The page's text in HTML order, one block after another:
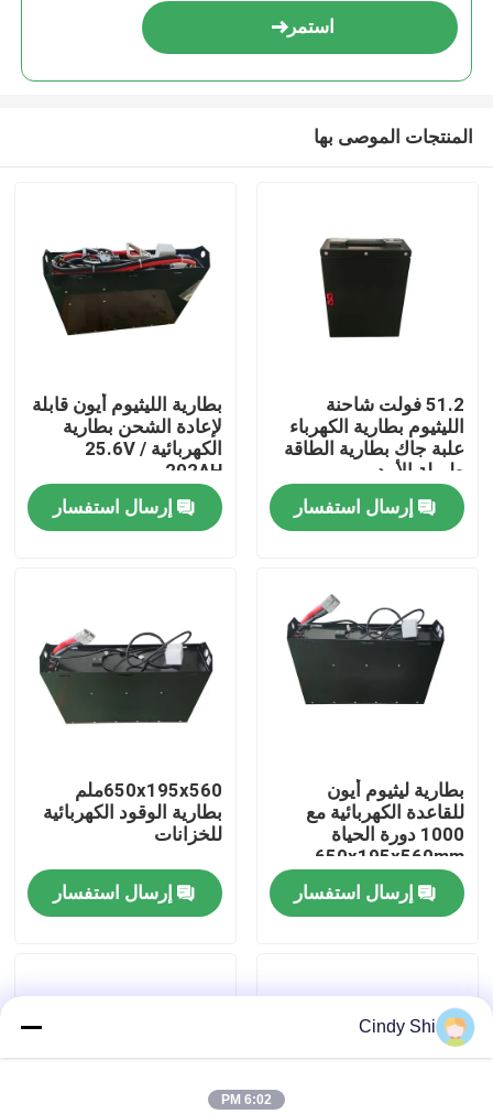
بيت
معلومات عنا
جولة في المعمل
اطلب اقتباس
بطارية الليثيوم رافعة شوكية
48 فولت بطارية ليثيوم أيون لفورت
استمر
المنتجات الموصى بها
51.2 فولت شاحنة
الليثيوم بطارية الكهرباء
علبة جاك بطارية الطاقة
طويلة الأمد
إرسال استفسار
بطارية الليثيوم أيون قابلة
لإعادة الشحن بطارية
الكهربائية 25.6V /
202AH
إرسال استفسار
بطارية ليثيوم أيون
للقاعدة الكهربائية مع
1000 دورة الحياة
650x195x560mm
إرسال استفسار
650x195x560ملم
بطارية الوقود الكهربائية
للخزانات
إرسال استفسار
Cindy Shi
6:02 PM